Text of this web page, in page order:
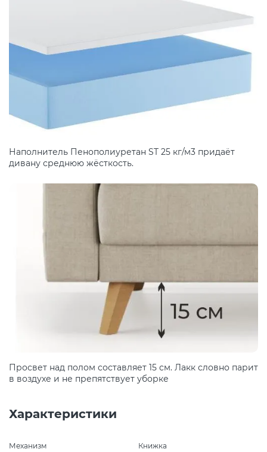
Наполнитель Пенополиуретан ST 25 кг/м3 придаёт
дивану среднюю жёсткость.
Просвет над полом составляет 15 см. Лакк словно парит
в воздухе и не препятствует уборке
Характеристики
Механизм Книжка